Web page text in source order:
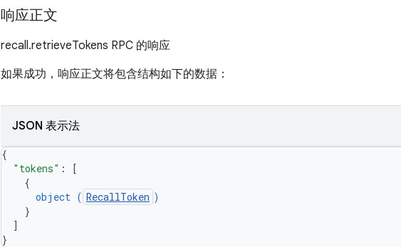
响应正文
recall.retrieveTokens RPC 的响应
如果成功，响应正文将包含结构如下的数据：
JSON 表示法
{
"tokens" :
[
{
object ( RecallToken )
}
]
}